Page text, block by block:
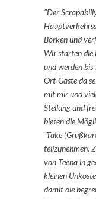
"Der
Borken und
Wir starten die
und werden
Ort-Gäste da
mit mir und
Stellung und
bieten die
´Take
teilzunehmen.
von Teena in
kleinen
damit die